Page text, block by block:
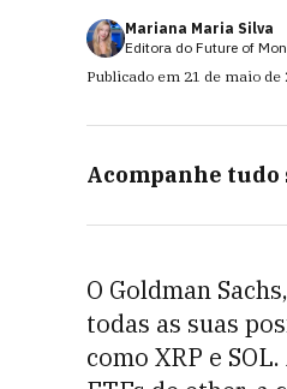
Mariana Maria Silva
Editora do Future of
Publicado em 21 de maio de
Acompanhe tudo
O Goldman
todas as suas
como XRP e